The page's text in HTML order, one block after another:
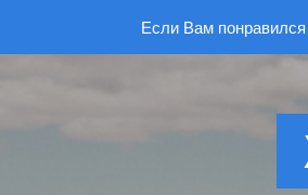
Если Вам понравился